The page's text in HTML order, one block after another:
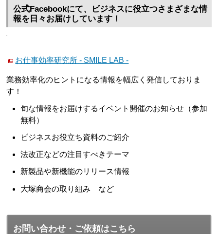
公式Facebookにて、ビジネスに役立つさまざまな情
報を日々お届けしています！
お仕事効率研究所 - SMILE LAB -
業務効率化のヒントになる情報を幅広く発信しておりま
す！
旬な情報をお届けするイベント開催のお知らせ（参加
無料）
ビジネスお役立ち資料のご紹介
法改正などの注目すべきテーマ
新製品や新機能のリリース情報
大塚商会の取り組み など
お問い合わせ・ご依頼はこちら